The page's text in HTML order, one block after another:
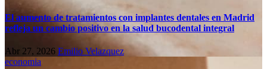
El aumento de tratamientos con implantes dentales en Madrid
refleja un cambio positivo en la salud bucodental integral
Abr 27, 2026 Emilio Velazquez
economia